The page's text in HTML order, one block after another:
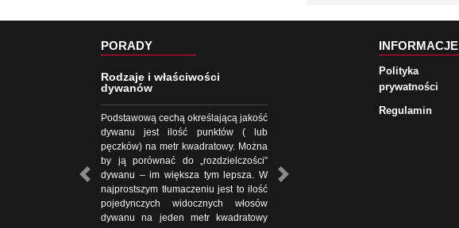
PORADY
Rodzaje i właściwości
dywanów
Podstawową cechą określającą jakość
dywanu jest ilość punktów ( lub
pęczków) na metr kwadratowy. Można
by ją porównać do „rozdzielczości”
dywanu – im większa tym lepsza. W
najprostszym tłumaczeniu jest to ilość
pojedynczych widocznych włosów
dywanu na jeden metr kwadratowy
INFORMACJE
Polityka
prywatności
Regulamin